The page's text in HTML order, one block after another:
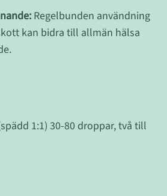
Regelbunden användning
kan bidra till allmän hälsa
1:1) 30-80 droppar, två till